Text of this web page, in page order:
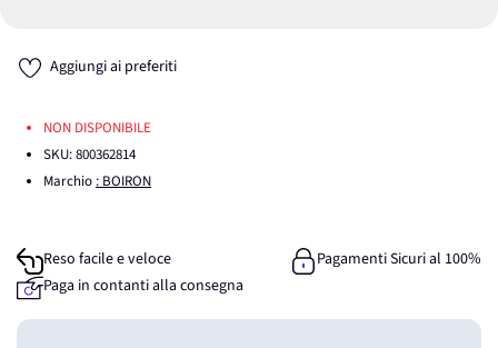
Aggiungi ai preferiti
NON DISPONIBILE
SKU:800362814
Marchio : BOIRON
Reso facile e veloce
Pagamenti Sicuri al 100%
Paga in contanti alla consegna
Guadagna